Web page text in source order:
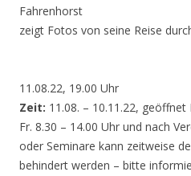
Fahrenhorst
zeigt Fotos von seine Reise
11.08.22, 19.00 Uhr
Zeit: 11.08. – 10.11.22,
Fr. 8.30 – 14.00 Uhr und nach
oder Seminare kann zeitweise
behindert werden – bitte